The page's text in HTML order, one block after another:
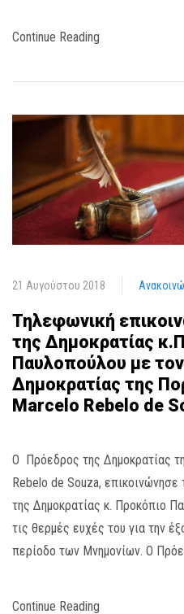
Continue Reading
21 Αυγούστου 2018
Τηλεφωνική
της Δημοκρατίας
Παυλοπούλου με
Δημοκρατίας της
Marcelo Rebelo de
Ο Πρόεδρος της Δημοκρατίας
Rebelo de Souza,
της Δημοκρατίας κ. Προκόπιο
τις θερμές ευχές του για την
περίοδο των Μνημονίων. Ο
Continue Reading